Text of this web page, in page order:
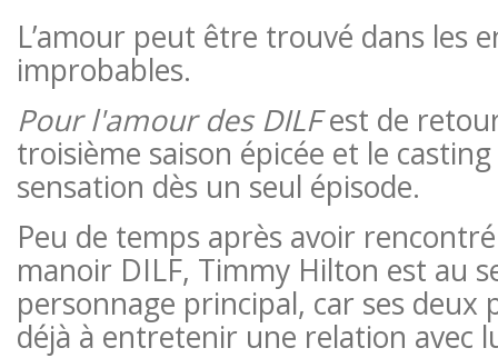
L’amour peut être trouvé dans les
improbables.
Pour l'amour des DILFest de
troisième saison épicée et le
sensation dès un seul épisode.
Peu de temps après avoir
manoir DILF, Timmy Hilton est au
personnage principal, car ses deux
déjà à entretenir une relation avec